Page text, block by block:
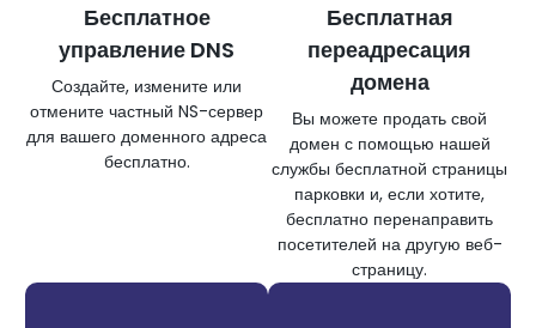
Бесплатное
управление DNS
Создайте, измените или
отмените частный NS-сервер
для вашего доменного адреса
бесплатно.
Бесплатная
переадресация
домена
Вы можете продать свой
домен с помощью нашей
службы бесплатной страницы
парковки и, если хотите,
бесплатно перенаправить
посетителей на другую веб-
страницу.